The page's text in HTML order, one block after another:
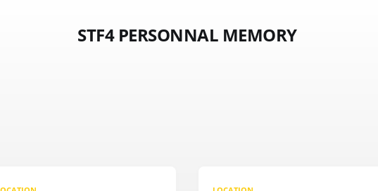
STF4 PERSONNAL MEMORY